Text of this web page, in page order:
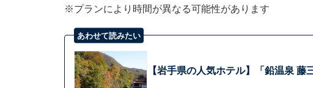
※プランにより時間が異なる可能性があります
あわせて読みたい
【岩手県の人気ホテル】「鉛温泉 藤